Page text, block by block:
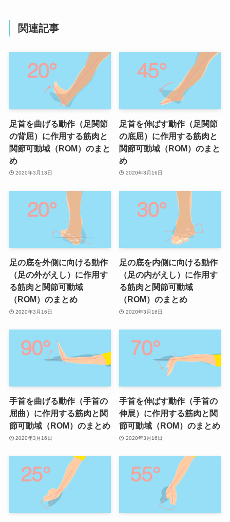
関連記事
足首を曲げる動作（足関節
の背屈）に作用する筋肉と
関節可動域（ROM）のまと
め
2020年3月13日
足首を伸ばす動作（足関節
の底屈）に作用する筋肉と
関節可動域（ROM）のまと
め
2020年3月16日
足の底を外側に向ける動作
（足の外がえし）に作用す
る筋肉と関節可動域
（ROM）のまとめ
2020年3月16日
足の底を内側に向ける動作
（足の内がえし）に作用す
る筋肉と関節可動域
（ROM）のまとめ
2020年3月16日
手首を曲げる動作（手首の
屈曲）に作用する筋肉と関
節可動域（ROM）のまとめ
2020年3月16日
手首を伸ばす動作（手首の
伸展）に作用する筋肉と関
節可動域（ROM）のまとめ
2020年3月16日